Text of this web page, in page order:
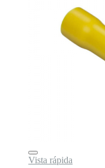
Vista rápida